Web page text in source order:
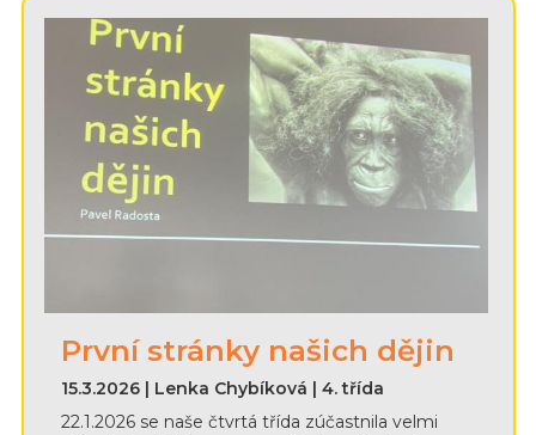
První stránky našich dějin
15.3.2026 | Lenka Chybíková | 4. třída
22.1.2026 se naše čtvrtá třída zúčastnila velmi